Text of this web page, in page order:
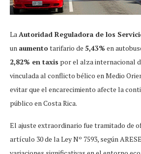
LaAutoridad Reguladora de los
un aumentotarifario de 5,43% en
2,82% en taxis por el alza internacional
vinculada al conflicto bélico en Medio
evitar que el encarecimiento afecte la
público en Costa Rica.
El ajuste extraordinario fue tramitado de
artículo 30 de la Ley Nº 7593, según